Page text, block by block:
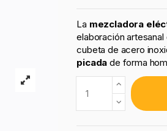
La mezcladora
elaboración
cubeta de acero
picada de forma